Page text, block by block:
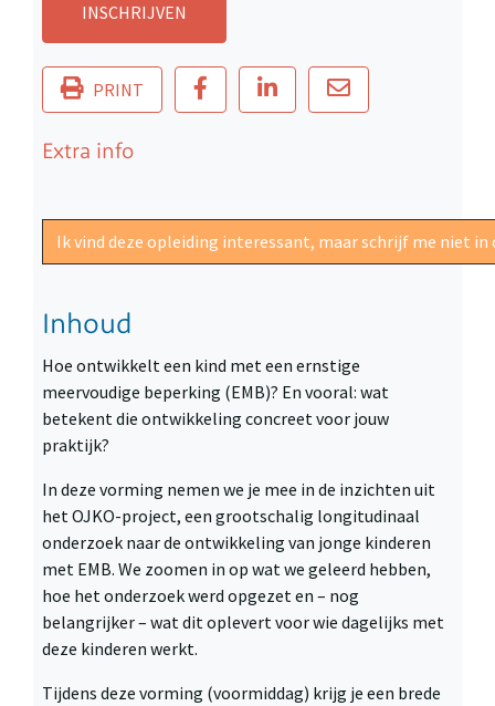
INSCHRIJVEN
PRINT
Extra info
Ik vind deze opleiding interessant, maar schrijf me niet
Inhoud
Hoe ontwikkelt een kind met een ernstige
meervoudige beperking (EMB)? En vooral: wat
betekent die ontwikkeling concreet voor jouw
praktijk?
In deze vorming nemen we je mee in de inzichten uit
het OJKO-project, een grootschalig longitudinaal
onderzoek naar de ontwikkeling van jonge kinderen
met EMB. We zoomen in op wat we geleerd hebben,
hoe het onderzoek werd opgezet en – nog
belangrijker – wat dit oplevert voor wie dagelijks met
deze kinderen werkt.
Tijdens deze vorming (voormiddag) krijg je een brede